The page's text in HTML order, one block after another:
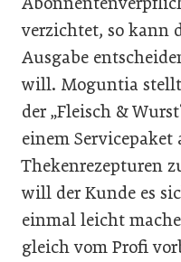
verzichtet, so kann
Ausgabe
will. Moguntia
der „Fleisch &
einem
Thekenrezepturen
will der Kunde es
einmal leicht
gleich vom Profi